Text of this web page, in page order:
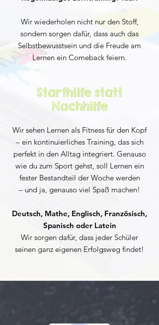
Wir wiederholen nicht nur den Stoff,
sondern sorgen dafür, dass auch das
Selbstbewusstsein und die Freude am
Lernen ein Comeback feiern.​
Starthilfe statt
Nachhilfe
Wir sehen Lernen als Fitness für den Kopf
– ein kontinuierliches Training, das sich
perfekt in den Alltag integriert. Genauso
wie du zum Sport gehst, soll Lernen ein
fester Bestandteil der Woche werden
– und ja, genauso viel Spaß machen!
Deutsch, Mathe, Englisch, Französisch,
Spanisch oder Latein
Wir sorgen dafür, dass jeder Schüler
seinen ganz eigenen Erfolgsweg findet!​